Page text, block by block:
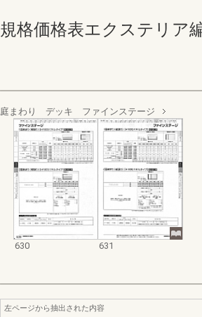
規格価格表エクステリア
庭まわり デッキ ファインステージ
630 631
左ページから抽出された内容